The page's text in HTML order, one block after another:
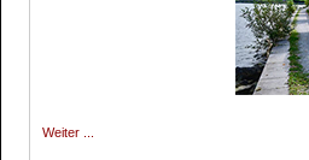
Weiter ...